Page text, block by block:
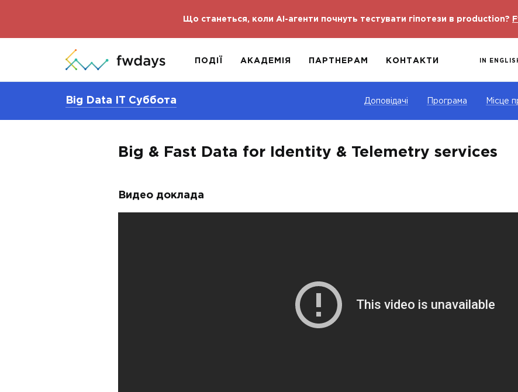
Що станеться, коли AI-агенти почнуть тестувати гіпотези в production?
ПОДІЇ АКАДЕМІЯ ПАРТНЕРАМ КОНТАКТИ IN
Big Data IT Суббота Доповідачі Програма Місце
Big & Fast Data for Identity & Telemetry services
Видео доклада